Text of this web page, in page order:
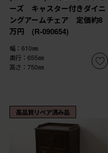
ーズ キャスター付きダイニ
ングアームチェア 定価約8
万円 (R-090654)
幅：610㎜
奥行：655㎜
高さ：750㎜
高品質リペア済み品